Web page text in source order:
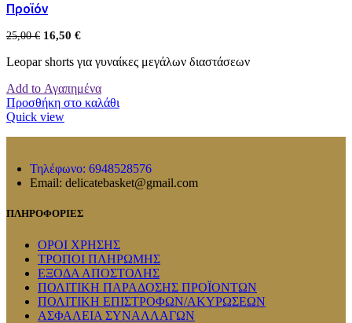
Προϊόν
25,00€ 16,50 €
Leopar shorts για γυναίκες μεγάλων διαστάσεων
Add to Αγαπημένα
Προσθήκη στο καλάθι
Quick view
Τηλέφωνο: 6948528576
Email: delicatebasket@gmail.com
ΠΛΗΡΟΦΟΡΙΕΣ
ΟΡΟΙ ΧΡΗΣΗΣ
ΤΡΟΠΟΙ ΠΛΗΡΩΜΗΣ
ΕΞΟΔΑ ΑΠΟΣΤΟΛΗΣ
ΠΟΛΙΤΙΚΗ ΠΑΡΑΔΟΣΗΣ ΠΡΟΪΟΝΤΩΝ
ΠΟΛΙΤΙΚΗ ΕΠΙΣΤΡΟΦΩΝ/ΑΚΥΡΩΣΕΩΝ
ΑΣΦΑΛΕΙΑ ΣΥΝΑΛΛΑΓΩΝ